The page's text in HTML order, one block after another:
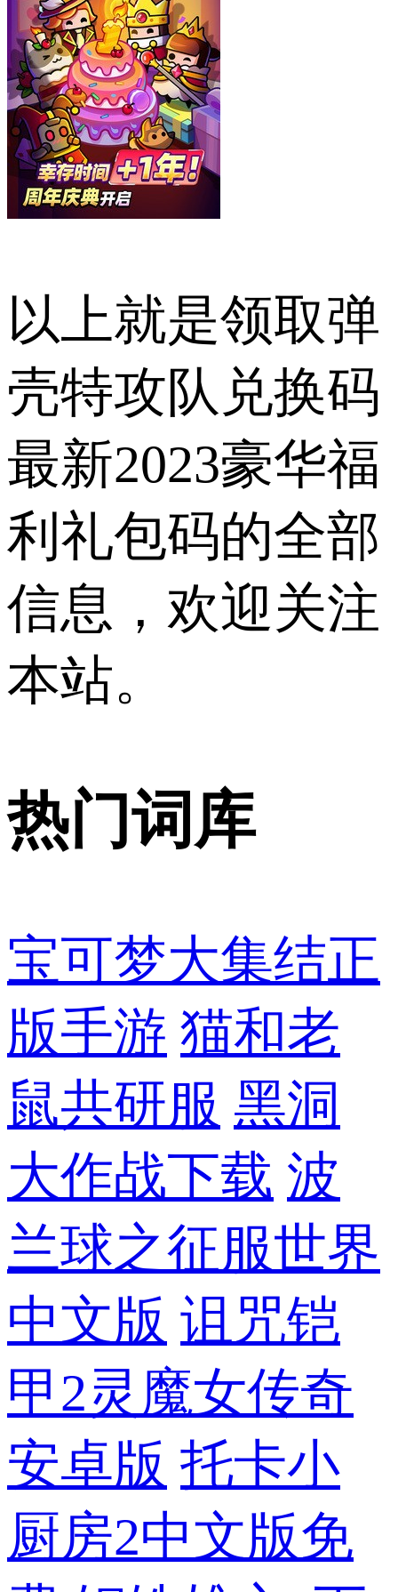
以上就是领取弹
壳特攻队兑换码
最新2023豪华福
利礼包码的全部
信息，欢迎关注
本站。
热门词库
宝可梦大集结正
版手游 猫和老
鼠共研服 黑洞
大作战下载 波
兰球之征服世界
中文版 诅咒铠
甲2灵魔女传奇
安卓版 托卡小
厨房2中文版免